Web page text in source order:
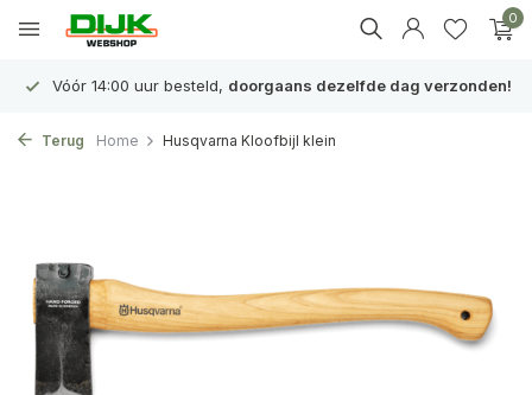
0
Vóór 14:00 uur besteld, doorgaans dezelfde dag verzonden!
Terug Home Husqvarna Kloofbijl klein